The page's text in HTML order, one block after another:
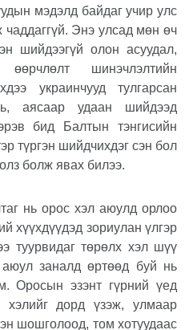
мэдэлд байдаг учир улс
чаддаггүй. Энэ улсад мөн өч
шийдээгүй олон асуудал,
өөрчлөлт шинэчлэлтийн
украинчууд тулгарсан
аясаар удаан шийдээд
бид Балтын тэнгисийн
түргэн шийдчихдэг сэн бол
болж явах билээ.
нь орос хэл аюулд орлоо
хүүхдүүдэд зориулан үлгэр
туурвидаг төрөлх хэл шүү
аюул заналд өртөөд буй нь
Оросын эзэнт гүрний үед
хэлийг дорд үзэж, улмаар
шошголоод, том хотуудаас